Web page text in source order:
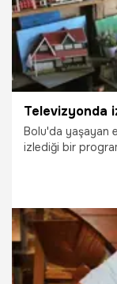
Bolu'da yaşayan
izlediği bir
üretmenin
söylüyor.
29.07.2026